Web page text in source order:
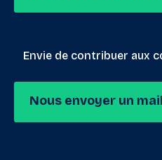
Envie de contribuer aux
Nous envoyer un mail